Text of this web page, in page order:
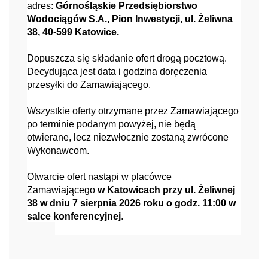
adres: Górnośląskie Przedsiębiorstwo
Wodociągów S.A., Pion Inwestycji, ul. Żeliwna
38, 40-599 Katowice.
Dopuszcza się składanie ofert drogą pocztową.
Decydująca jest data i godzina doręczenia
przesyłki do Zamawiającego.
Wszystkie oferty otrzymane przez Zamawiającego
po terminie podanym powyżej, nie będą
otwierane, lecz niezwłocznie zostaną zwrócone
Wykonawcom.
Otwarcie ofert nastąpi w placówce
Zamawiającego w Katowicach przy ul. Żeliwnej
38 w dniu 7 sierpnia 2026 roku o godz. 11:00 w
salce konferencyjnej.